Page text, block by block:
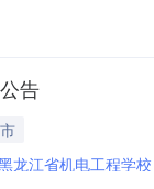
告
龙江省机电工程学校